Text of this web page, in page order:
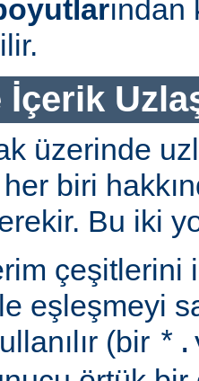
ından
İçerik
üzerinde
biri
Bu iki
çeşitlerini
eşleşmeyi
(bir